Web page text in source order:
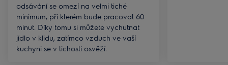
odsávání se omezí na velmi tiché
minimum, při kterém bude pracovat 60
minut. Díky tomu si můžete vychutnat
jídlo v klidu, zatímco vzduch ve vaší
kuchyni se v tichosti osvěží.